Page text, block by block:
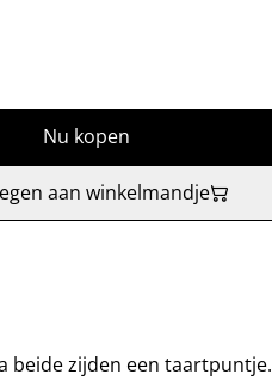
Nu kopen
aan winkelmandje
beide zijden een taartpuntje.